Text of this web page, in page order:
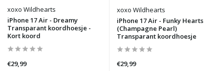
xoxo Wildhearts
iPhone 17 Air - Dreamy
Transparant koordhoesje -
Kort koord
€29,99
xoxo Wildhearts
iPhone 17 Air - Funky Hearts
(Champagne Pearl)
Transparant koordhoesje
€29,99